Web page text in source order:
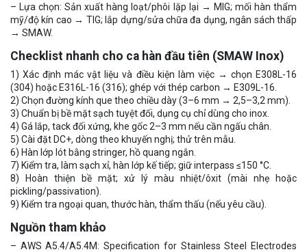
– Lựa chọn: Sản xuất hàng loạt/phôi lặp lại → MIG; mối hàn thẩm
mỹ/độ kín cao → TIG; lắp dựng/sửa chữa đa dụng, ngân sách thấp
→ SMAW.
Checklist nhanh cho ca hàn đầu tiên (SMAW Inox)
1) Xác định mác vật liệu và điều kiện làm việc → chọn E308L-16
(304) hoặc E316L-16 (316); ghép với thép carbon → E309L-16.
2) Chọn đường kính que theo chiều dày (3–6 mm → 2,5–3,2 mm).
3) Chuẩn bị bề mặt sạch tuyệt đối, dụng cụ chỉ dùng cho inox.
4) Gá lắp, tack đối xứng, khe gốc 2–3 mm nếu cần ngấu chân.
5) Cài đặt DC+, dòng theo khuyến nghị; thử trên mẫu.
6) Hàn lớp lót bằng stringer, hồ quang ngắn.
7) Kiểm tra, làm sạch xỉ, hàn lớp kế tiếp; giữ interpass ≤150 °C.
8) Hoàn thiện bề mặt; xử lý màu nhiệt/ôxit (mài nhẹ hoặc
pickling/passivation).
9) Kiểm tra ngoại quan, thước hàn, thẩm thấu (nếu yêu cầu).
Nguồn tham khảo
– AWS A5.4/A5.4M: Specification for Stainless Steel Electrodes